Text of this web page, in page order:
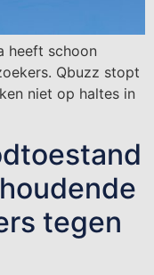
heeft schoon
Qbuzz stopt
niet op haltes in
tegen